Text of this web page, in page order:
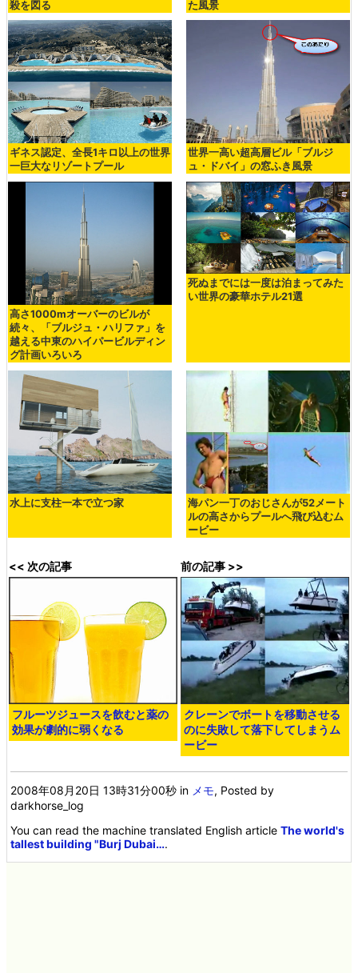
殺を図る た風景
ギネス認定、全長1キロ以上の世界
一巨大なリゾートプール
世界一高い超高層ビル「ブルジ
ュ・ドバイ」の窓ふき風景
高さ1000mオーバーのビルが
続々、「ブルジュ・ハリファ」を
越える中東のハイパービルディン
グ計画いろいろ
死ぬまでには一度は泊まってみた
い世界の豪華ホテル21選
水上に支柱一本で立つ家
海パン一丁のおじさんが52メート
ルの高さからプールへ飛び込むム
ービー
<< 次の記事
フルーツジュースを飲むと薬の
効果が劇的に弱くなる
前の記事 >>
クレーンでボートを移動させる
のに失敗して落下してしまうム
ービー
2008年08月20日 13時31分00秒 in メモ, Posted by
darkhorse_log
You can read the machine translated English articleThe world's
tallest building "Burj Dubai….